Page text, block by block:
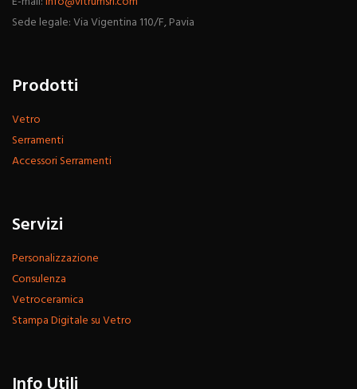
Sede legale: Via Vigentina 110/F, Pavia
Prodotti
Vetro
Serramenti
Accessori Serramenti
Servizi
Personalizzazione
Consulenza
Vetroceramica
Stampa Digitale su Vetro